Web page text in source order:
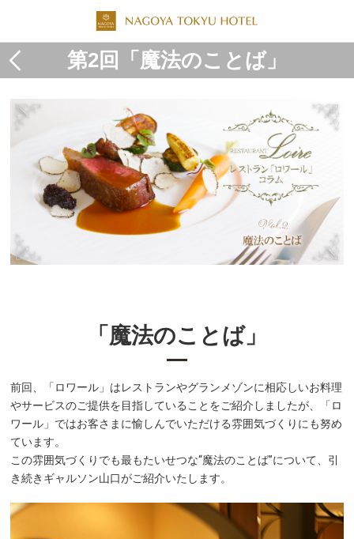
第2回「魔法のことば」
「魔法のことば」
前回、「ロワール」はレストランやグランメゾンに相応しいお料理
やサービスのご提供を目指していることをご紹介しましたが、「ロ
ワール」ではお客さまに愉しんでいただける雰囲気づくりにも努め
ています。
この雰囲気づくりでも最もたいせつな“魔法のことば”について、引
き続きギャルソン山口がご紹介いたします。